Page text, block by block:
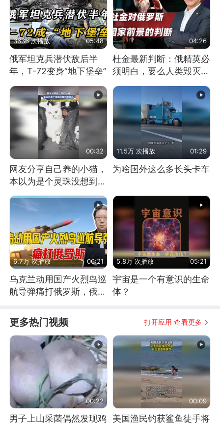
3636 次播放 05:48
俄军坦克兵潜伏敌后半
年，T-72变身“地下堡垒”
04:26
杜金最新判断：俄精英必
须明白，要么人类毁灭，
00:32
网友分享自己养的小猫，
本以为是个灵珠没想到是
魔丸
11.5万 次播放 01:29
为啥国外这么多长头卡车
6.7万 次播放 06:21
乌克兰动用国产火烈鸟巡
航导弹痛打俄罗斯，俄军
5.8万 次播放 05:21
宇宙是一个有意识的生命
体？
更多热门视频 打开应用 查看更多
00:22
男子上山采菌偶然发现鸡
00:09
美国渔民钓获鲨鱼徒手将